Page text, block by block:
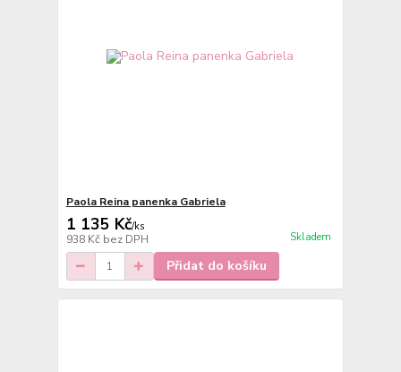
Paola Reina panenka Gabriela
1 135 Kč/ks
938 Kč bez DPH Skladem
Přidat do košíku